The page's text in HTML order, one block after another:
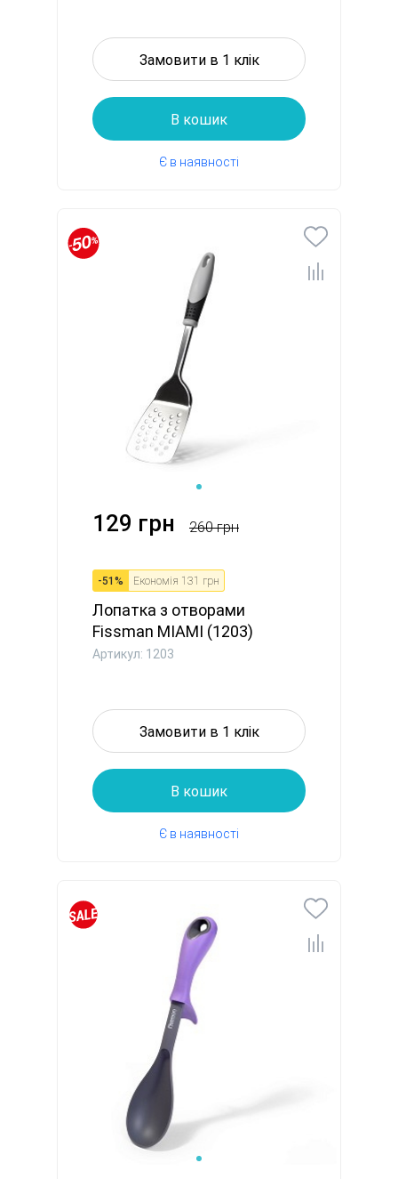
Замовити в 1 клік
В кошик
Є в наявності
129 грн 260 грн
-51 % Економія 131 грн
Лопатка з отворами
Fissman MIAMI (1203)
Артикул: 1203
Замовити в 1 клік
В кошик
Є в наявності